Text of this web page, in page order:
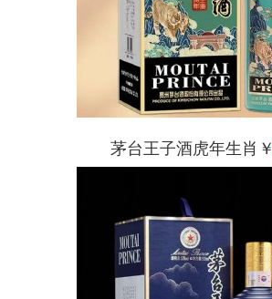
茅台王子酒虎年生肖￥